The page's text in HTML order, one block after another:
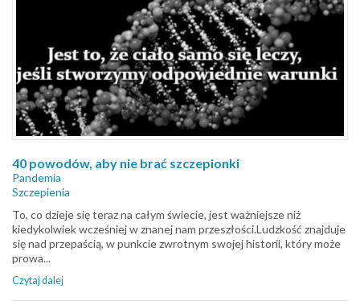
40 powodów, aby nie brać szczepionki
Pandemia
Szczepienia
To, co dzieje się teraz na całym świecie, jest ważniejsze niż
kiedykolwiek wcześniej w znanej nam przeszłości.Ludzkość znajduje
się nad przepaścią, w punkcie zwrotnym swojej historii, który może
prowa...
Czytaj dalej